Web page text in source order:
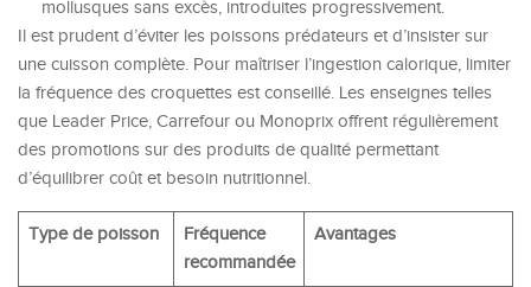
mollusques sans excès, introduites progressivement.
Il est prudent d’éviter les poissons prédateurs et d’insister sur
une cuisson complète. Pour maîtriser l’ingestion calorique, limiter
la fréquence des croquettes est conseillé. Les enseignes telles
que Leader Price, Carrefour ou Monoprix offrent régulièrement
des promotions sur des produits de qualité permettant
d’équilibrer coût et besoin nutritionnel.
Type de poisson
Fréquence
recommandée
Avantages